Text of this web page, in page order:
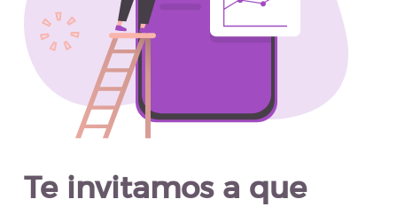
Te invitamos a que